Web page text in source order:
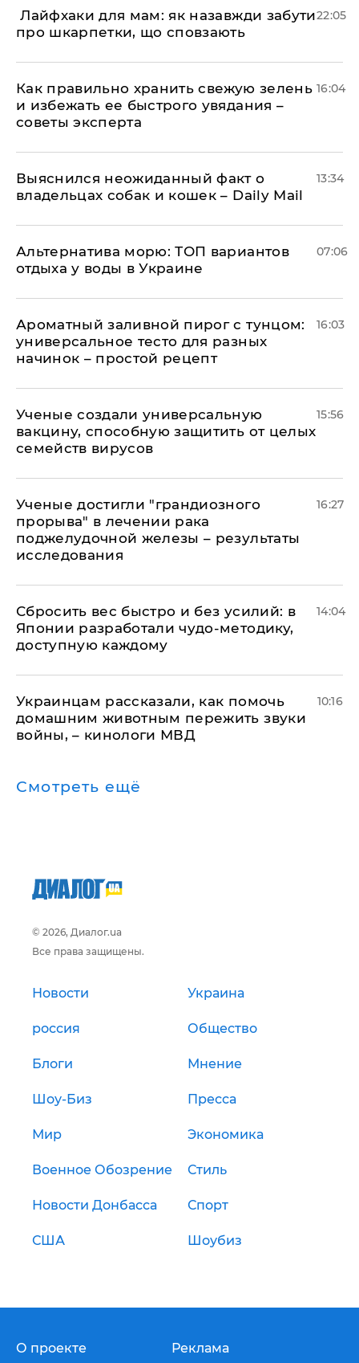
​ Лайфхаки для мам: як назавжди забути
про шкарпетки, що сповзають
22:05
Как правильно хранить свежую зелень
и избежать ее быстрого увядания –
советы эксперта
16:04
Выяснился неожиданный факт о
владельцах собак и кошек – Daily Mail
13:34
Альтернатива морю: ТОП вариантов
отдыха у воды в Украине
07:06
Ароматный заливной пирог с тунцом:
универсальное тесто для разных
начинок – простой рецепт
16:03
Ученые создали универсальную
вакцину, способную защитить от целых
семейств вирусов
15:56
Ученые достигли "грандиозного
прорыва" в лечении рака
поджелудочной железы – результаты
исследования
16:27
Сбросить вес быстро и без усилий: в
Японии разработали чудо-методику,
доступную каждому
14:04
Украинцам рассказали, как помочь
домашним животным пережить звуки
войны, – кинологи МВД
10:16
Смотреть ещё
© 2026, Диалог.ua
Все права защищены.
Новости Украина
россия Общество
Блоги Мнение
Шоу-Биз Пресса
Мир Экономика
Военное Обозрение Стиль
Новости Донбасса Спорт
США Шоубиз
О проекте Реклама